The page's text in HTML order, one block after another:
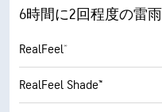
6時間に2回程度の雷雨
RealFeel®
RealFeel Shade™